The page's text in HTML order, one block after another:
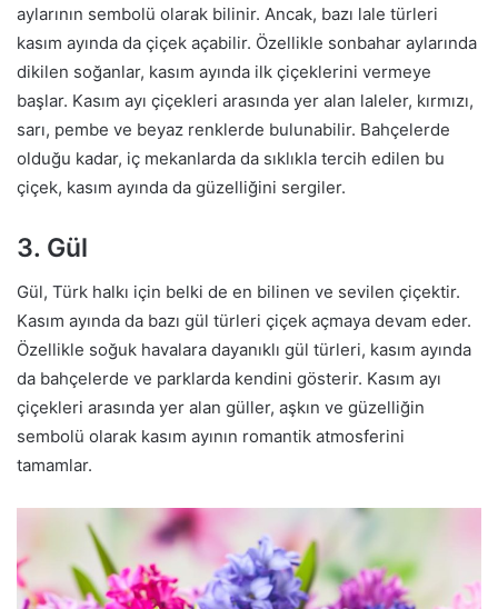
aylarının sembolü olarak bilinir. Ancak, bazı lale türleri
kasım ayında da çiçek açabilir. Özellikle sonbahar aylarında
dikilen soğanlar, kasım ayında ilk çiçeklerini vermeye
başlar. Kasım ayı çiçekleri arasında yer alan laleler, kırmızı,
sarı, pembe ve beyaz renklerde bulunabilir. Bahçelerde
olduğu kadar, iç mekanlarda da sıklıkla tercih edilen bu
çiçek, kasım ayında da güzelliğini sergiler.
3. Gül
Gül, Türk halkı için belki de en bilinen ve sevilen çiçektir.
Kasım ayında da bazı gül türleri çiçek açmaya devam eder.
Özellikle soğuk havalara dayanıklı gül türleri, kasım ayında
da bahçelerde ve parklarda kendini gösterir. Kasım ayı
çiçekleri arasında yer alan güller, aşkın ve güzelliğin
sembolü olarak kasım ayının romantik atmosferini
tamamlar.